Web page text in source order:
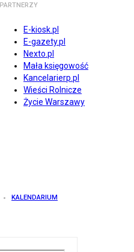
PARTNERZY
E-kiosk.pl
E-gazety.pl
Nexto.pl
Mała księgowość
Kancelarierp.pl
Wieści Rolnicze
Życie Warszawy
KALENDARIUM